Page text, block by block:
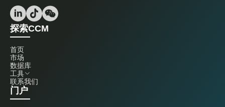
探索CCM
首页
市场
数据库
工具
联系我们
门户